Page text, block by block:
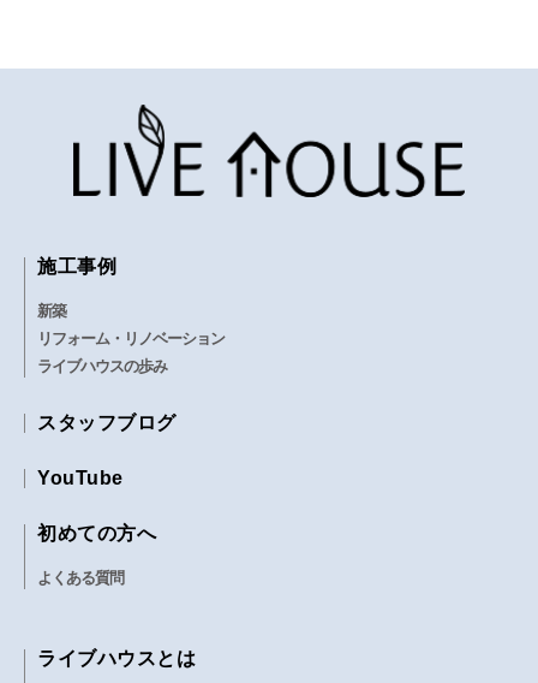
いて、当社は必ずしも回答の義務を負うもの
ではありません。また、当社とのメール送受
信によって発生したあらゆる損害について、
1. 当社がお客様の個人情報を収集させてい
ただく場合は、利用目的を明示 し、それ以
外の目的に無断で利用しないものとします。
客様の承諾が無い限り第三者に開示、提供を
場合はこの限りではないものとします。
・お客様に個人情報の開示について、
必要な場合。
施工事例
新築
リフォーム・リノベーション
ライブハウスの歩み
スタッフブログ
YouTube
初めての方へ
よくある質問
ライブハウスとは